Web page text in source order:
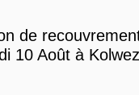
de
10 Août à